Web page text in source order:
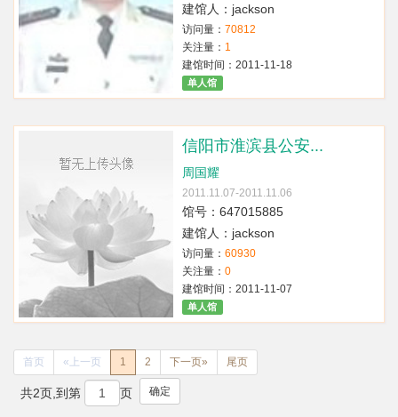
建馆人：jackson
访问量： 70812
关注量： 1
建馆时间：2011-11-18
单人馆
信阳市淮滨县公安...
周国耀
2011.11.07-2011.11.06
馆号：647015885
建馆人：jackson
访问量： 60930
关注量： 0
建馆时间：2011-11-07
单人馆
首页 «上一页 1 2 下一页» 尾页
共2页,到第 页 确定